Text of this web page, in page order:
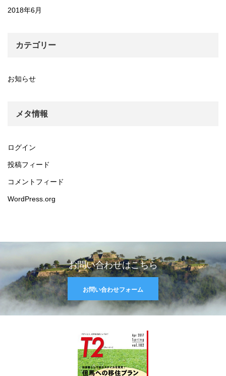
2018年6月
カテゴリー
お知らせ
メタ情報
ログイン
投稿フィード
コメントフィード
WordPress.org
お問い合わせはこちら
お問い合わせフォーム